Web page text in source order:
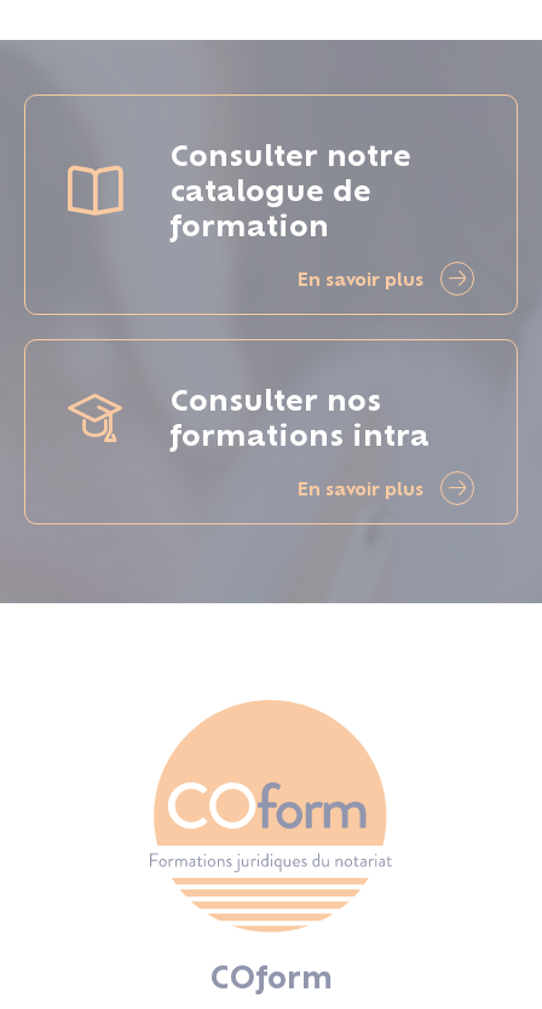
Consulter notre
catalogue de
formation
En savoir plus
Consulter nos
formations intra
En savoir plus
COform